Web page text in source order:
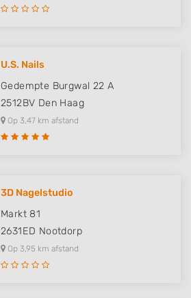
U.S. Nails
Gedempte Burgwal 22 A
2512BV Den Haag
Op 3,47 km afstand
3D Nagelstudio
Markt 81
2631ED Nootdorp
Op 3,95 km afstand